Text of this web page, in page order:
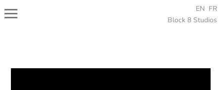
EN FR
Block 8 Studios